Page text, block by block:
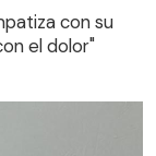
el dolor"con su
el dolor"